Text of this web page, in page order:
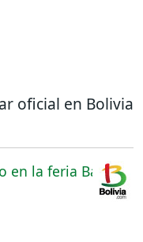
oficial en Bolivia